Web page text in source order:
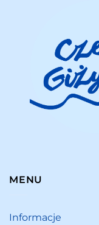
MENU
Informacje